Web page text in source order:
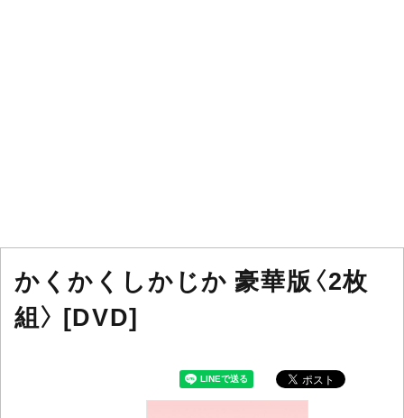
かくかくしかじか 豪華版〈2枚
組〉 [DVD]